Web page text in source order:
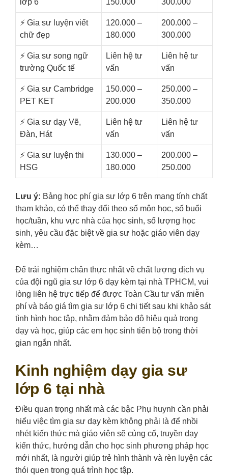
lớp 6 150.000 300.000
⚡️ Gia sư luyện viết
chữ đẹp
120.000 –
180.000
200.000 –
300.000
⚡️ Gia sư song ngữ
trường Quốc tế
Liên hệ tư
vấn
Liên hệ tư
vấn
⚡️ Gia sư Cambridge
PET KET
150.000 –
200.000
250.000 –
350.000
⚡️ Gia sư dạy Vẽ,
Đàn, Hát
Liên hệ tư
vấn
Liên hệ tư
vấn
⚡️ Gia sư luyện thi
HSG
130.000 –
180.000
200.000 –
250.000
Lưu ý: Bảng học phí gia sư lớp 6 trên mang tính chất
tham khảo, có thể thay đổi theo số môn học, số buổi
học/tuần, khu vực nhà của học sinh, số lượng học
sinh, yêu cầu đặc biệt về gia sư hoặc giáo viên dạy
kèm…
Để trải nghiệm chân thực nhất về chất lượng dịch vụ
của đội ngũ gia sư lớp 6 dạy kèm tại nhà TPHCM, vui
lòng liên hệ trực tiếp để được Toàn Cầu tư vấn miễn
phí và báo giá tìm gia sư lớp 6 chi tiết sau khi khảo sát
tình hình học tập, nhằm đảm bảo độ hiệu quả trong
dạy và học, giúp các em học sinh tiến bộ trong thời
gian ngắn nhất.
Kinh nghiệm dạy gia sư
lớp 6 tại nhà
Điều quan trọng nhất mà các bậc Phụ huynh cần phải
hiểu việc tìm gia sư dạy kèm không phải là để nhồi
nhét kiến thức mà giáo viên sẽ củng cố, truyền dạy
kiến thức, hướng dẫn cho học sinh phương pháp học
mới nhất, là người giúp trẻ hình thành và rèn luyện các
thói quen trong quá trình học tập.